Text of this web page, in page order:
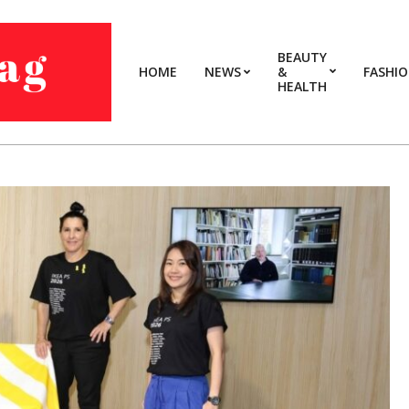
HOME NEWS
BEAUTY
&
HEALTH